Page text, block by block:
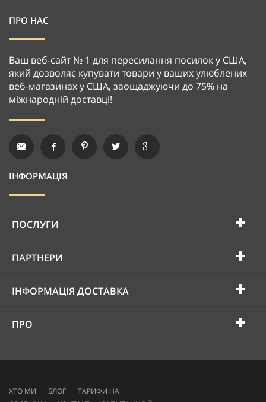
ПРО НАС
Ваш веб-сайт № 1 для пересилання посилок у США,
який дозволяє купувати товари у ваших улюблених
веб-магазинах у США, заощаджуючи до 75% на
міжнародній доставці!
ІНФОРМАЦІЯ
ПОСЛУГИ
ПАРТНЕРИ
ІНФОРМАЦІЯ ДОСТАВКА
ПРО
ХТО МИ БЛОГ
ТАРИФИ НА